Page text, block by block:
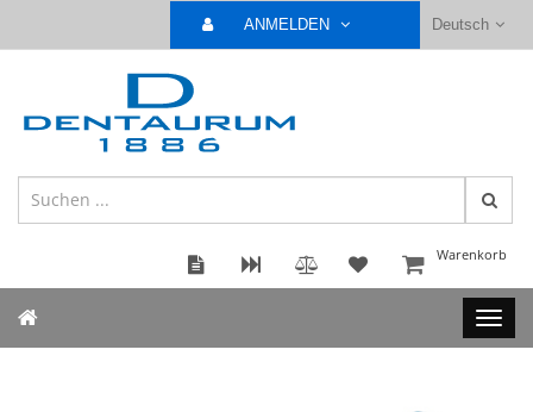
Deutsch
ANMELDEN
Warenkorb